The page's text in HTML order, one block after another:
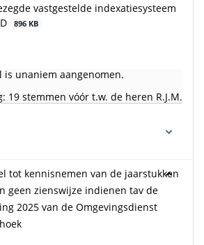
vastgestelde indexatiesysteem
896 KB
is unaniem aangenomen.
19 stemmen vóór t.w. de heren R.J.M.
tot kennisnemen van de jaarstukken
geen zienswijze indienen tav de
2025 van de Omgevingsdienst